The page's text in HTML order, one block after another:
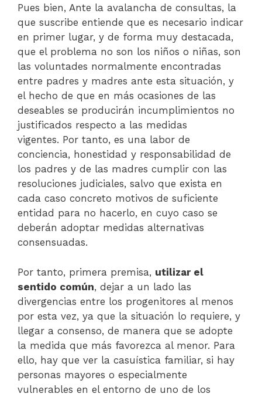
Pues bien, Ante la avalancha de consultas, la
que suscribe entiende que es necesario indicar
en primer lugar, y de forma muy destacada,
que el problema no son los niños o niñas, son
las voluntades normalmente encontradas
entre padres y madres ante esta situación, y
el hecho de que en más ocasiones de las
deseables se producirán incumplimientos no
justificados respecto a las medidas
vigentes. Por tanto, es una labor de
conciencia, honestidad y responsabilidad de
los padres y de las madres cumplir con las
resoluciones judiciales, salvo que exista en
cada caso concreto motivos de suficiente
entidad para no hacerlo, en cuyo caso se
deberán adoptar medidas alternativas
consensuadas.
Por tanto, primera premisa, utilizar el
sentido común, dejar a un lado las
divergencias entre los progenitores al menos
por esta vez, ya que la situación lo requiere, y
llegar a consenso, de manera que se adopte
la medida que más favorezca al menor. Para
ello, hay que ver la casuística familiar, si hay
personas mayores o especialmente
vulnerables en el entorno de uno de los